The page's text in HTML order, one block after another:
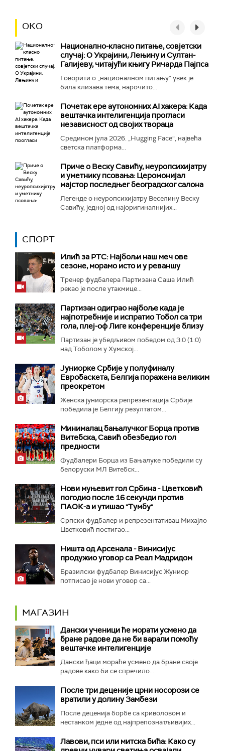
ОКО
Национално-класнo питање, совјетски
случај: О Украјини, Лењину и Султан-
Галијеву, читајући књигу Ричарда Пајпса
Говорити о „националном питању“ увек је
била клизава тема, нарочито...
Почетак ере аутономних AI хакера: Када
вештачка интелигенција прогласи
независност од својих твораца
Средином јула 2026. „Hugging Face“, највећа
светска платформа...
Приче о Веску Савићу, неуропсихијатру
и уметнику псовања: Церомонијал
мајстор последњег београдског салона
Легенде о неуропсихијатру Веселину Веску
Савићу, једној од најоригиналнијих...
СПОРТ
Илић за РТС: Најбољи наш меч ове
сезоне, морамо исто и у реваншу
Тренер фудбалера Партизана Саша Илић
рекао је после утакмице...
Партизан одиграо најбоље када је
најпотребније и испратио Тобол са три
гола, плеј-оф Лиге конференције близу
Партизан је убедљивом победом од 3:0 (1:0)
над Тоболом у Хумској...
Јуниорке Србије у полуфиналу
Евробаскета, Белгија поражена великим
преокретом
Женска јуниорска репрезентација Србије
победила је Белгију резултатом...
Минималац бањалучког Борца против
Витебска, Савић обезбедио гол
предности
Фудбалери Борца из Бањалуке победили су
белоруски МЛ Витебск...
Нови муњевит гол Србина - Цветковић
погодио после 16 секунди против
ПАОК-а и утишао "Тумбу"
Српски фудбалер и репрезентативац Михајло
Цветковић постигао...
Ништа од Арсенала - Винисијус
продужио уговор са Реал Мадридом
Бразилски фудбалер Винисијус Жуниор
потписао је нови уговор са...
МАГАЗИН
Дански ученици ће морати усмено да
бране радове да не би варали помоћу
вештачке интелигенције
Дански ђаци мораће усмено да бране своје
радове како би се спречило...
После три деценије црни носорози се
вратили у долину Замбези
После деценија борбе са криволовом и
нестанком једне од најпрепознатљивијих...
Лавови, пси или митска бића: Како су